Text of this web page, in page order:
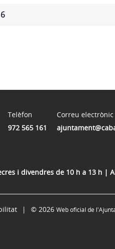
Telèfon
972 565 161
Correu electrònic
i divendres de 10 h a 13 h |
© 2026 Web oficial de